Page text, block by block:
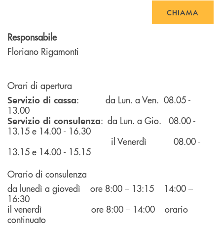
CHIAMA
Responsabile
Floriano Rigamonti
Orari di apertura
Servizio di cassa: da Lun. a Ven. 08.05 -
13.00
Servizio di consulenza: da Lun. a Gio. 08.00 -
13.15 e 14.00 - 16.30
il Venerdì 08.00 -
13.15 e 14.00 - 15.15
Orario di consulenza
da lunedì a giovedì ore 8:00 – 13:15 14:00 –
16:30
il venerdì ore 8:00 – 14:00 orario
continuato